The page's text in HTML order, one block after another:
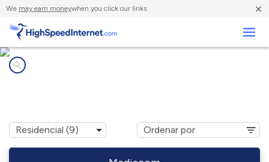
We may earn moneywhen you click our links. ×